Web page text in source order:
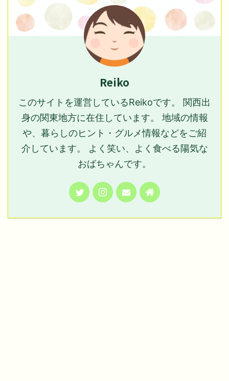
Reiko
このサイトを運営しているReikoです。 関西出
身の関東地方に在住しています。 地域の情報
や、暮らしのヒント・グルメ情報などをご紹
介しています。 よく笑い、よく食べる陽気な
おばちゃんです。